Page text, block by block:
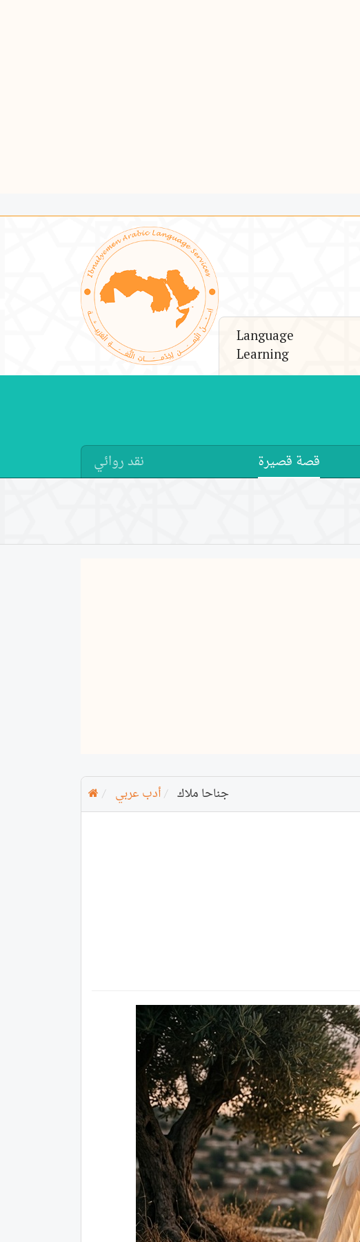
Language
Learning
قصة قصيرة نقد روائي
أدب عربي جناحا ملاك